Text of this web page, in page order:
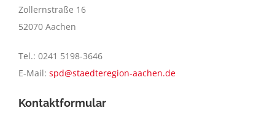
Zollernstraße 16
52070 Aachen
Tel.: 0241 5198-3646
E-Mail: spd@staedteregion-aachen.de
Kontaktformular